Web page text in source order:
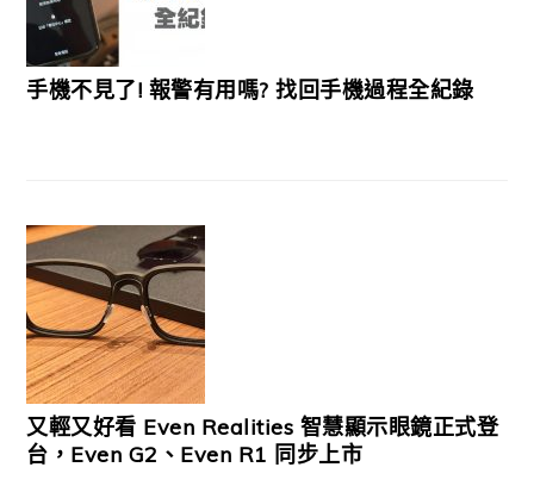
手機不見了! 報警有用嗎? 找回手機過程全紀錄
又輕又好看 Even Realities 智慧顯示眼鏡正式登
台，Even G2、Even R1 同步上市